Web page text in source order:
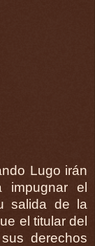
Lugo irán
impugnar el
salida de la
el titular del
derechos